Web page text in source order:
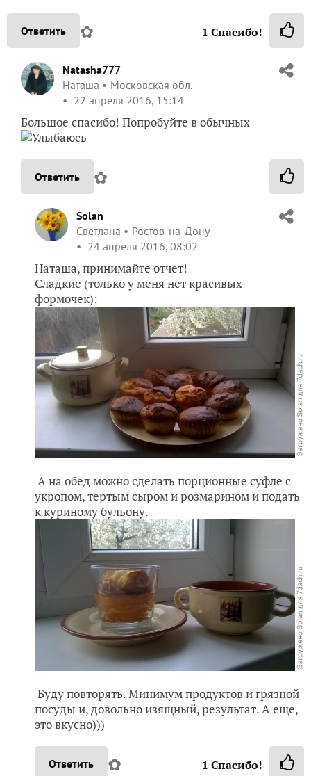
Ответить ✿ 1 Спасибо!
Natasha777
Наташа
Московская обл.
22 апреля 2016, 15:14
Большое спасибо! Попробуйте в обычных
Ответить ✿
Solan
Светлана
Ростов-на-Дону
24 апреля 2016, 08:02
Наташа, принимайте отчет!
Сладкие (только у меня нет красивых
формочек):
А на обед можно сделать порционные суфле с
укропом, тертым сыром и розмарином и подать
к куриному бульону.
Буду повторять. Минимум продуктов и грязной
посуды и, довольно изящный, результат. А еще,
это вкусно)))
Ответить ✿ 1 Спасибо!